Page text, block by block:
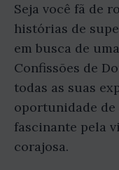
Seja você fã de
histórias de
em busca de
Confissões de
todas as suas
oportunidade
fascinante pela
corajosa.